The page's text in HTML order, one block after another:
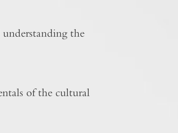
the
of the cultural